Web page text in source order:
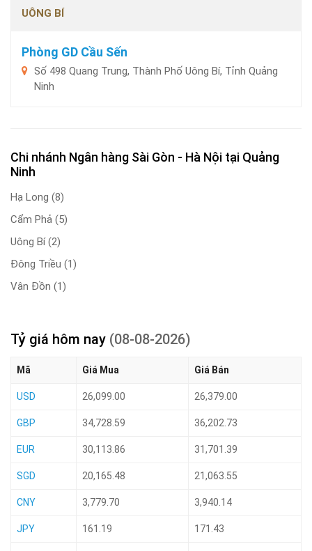
UÔNG BÍ
Phòng GD Cầu Sến
Số 498 Quang Trung, Thành Phố Uông Bí, Tỉnh Quảng
Ninh
Chi nhánh Ngân hàng Sài Gòn - Hà Nội tại Quảng
Ninh
Hạ Long (8)
Cẩm Phả (5)
Uông Bí(2)
Đông Triều (1)
Vân Đồn (1)
Tỷ giá hôm nay (08-08-2026)
Mã Giá Mua Giá Bán
USD 26,099.00 26,379.00
GBP 34,728.59 36,202.73
EUR 30,113.86 31,701.39
SGD 20,165.48 21,063.55
CNY 3,779.70 3,940.14
JPY 161.19 171.43